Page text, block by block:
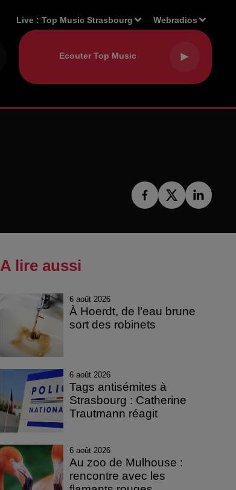
Live :Top Music Strasbourg Webradios
A lire aussi
6 août 2026
À Hoerdt, de l’eau brune
sort des robinets
6 août 2026
Tags antisémites à
Strasbourg : Catherine
Trautmann réagit
6 août 2026
Au zoo de Mulhouse :
rencontre avec les